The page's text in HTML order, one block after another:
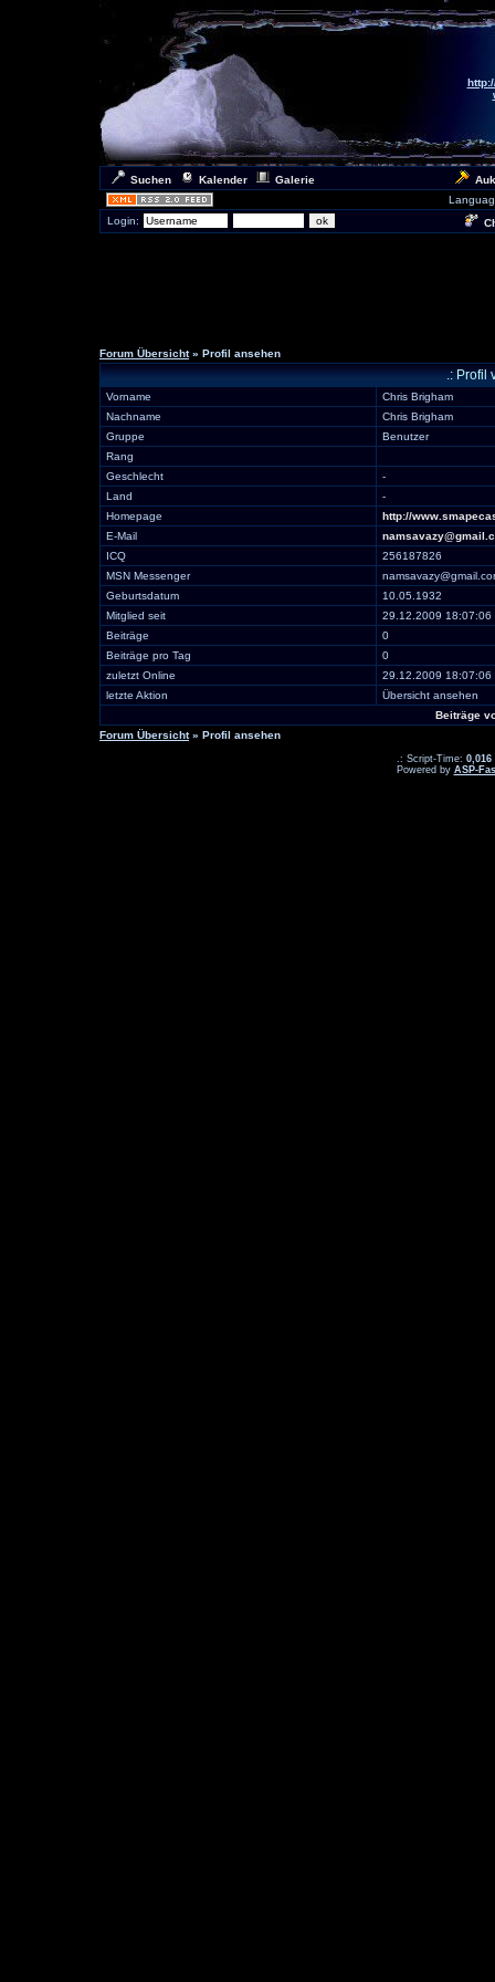
Suchen Kalender Galerie
Login:
Forum Übersicht» Profil ansehen
.: Profil
Vorname
Chris Brigham
Nachname
Chris Brigham
Gruppe
Benutzer
Rang
Geschlecht
-
Land
-
Homepage
http://
E-Mail
ICQ
256187826
MSN Messenger
Geburtsdatum
10.05.1932
Mitglied seit
29.12.2009 18:07:06
Beiträge
0
Beiträge pro Tag
0
zuletzt Online
29.12.2009 18:07:06
letzte Aktion
Übersicht ansehen
Beiträge
Forum Übersicht» Profil ansehen
.: Script-Time: 0,016
Powered by ASP-